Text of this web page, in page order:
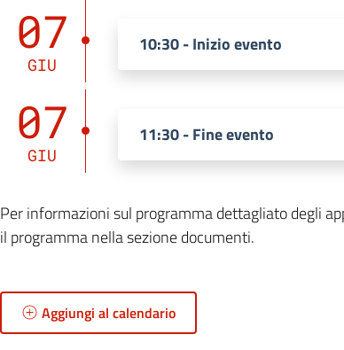
07
GIU
10:30 - Inizio evento
07
GIU
11:30 - Fine evento
Per informazioni sul programma dettagliato degli
il programma nella sezione documenti.
Aggiungi al calendario